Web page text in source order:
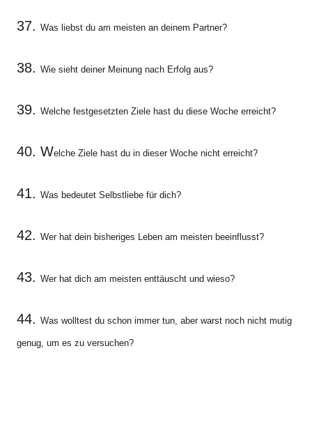
37. Was liebst du am meisten an deinem Partner?
38. Wie sieht deiner Meinung nach Erfolg aus?
39. Welche festgesetzten Ziele hast du diese Woche erreicht?
40. Welche Ziele hast du in dieser Woche nicht erreicht?
41. Was bedeutet Selbstliebe für dich?
42. Wer hat dein bisheriges Leben am meisten beeinflusst?
43. Wer hat dich am meisten enttäuscht und wieso?
44. Was wolltest du schon immer tun, aber warst noch nicht mutig
genug, um es zu versuchen?